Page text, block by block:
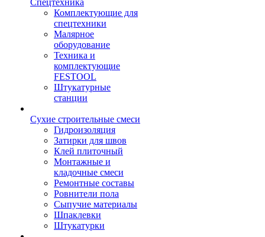
Спецтехника
Комплектующие для
спецтехники
Малярное
оборудование
Техника и
комплектующие
FESTOOL
Штукатурные
станции
Сухие строительные смеси
Гидроизоляция
Затирки для швов
Клей плиточный
Монтажные и
кладочные смеси
Ремонтные составы
Ровнители пола
Сыпучие материалы
Шпаклевки
Штукатурки